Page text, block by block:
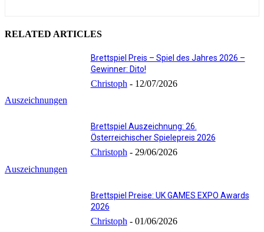
RELATED ARTICLES
Auszeichnungen
Brettspiel Preis – Spiel des Jahres 2026 –
Gewinner: Dito!
Christoph - 12/07/2026
Auszeichnungen
Brettspiel Auszeichnung: 26.
Österreichischer Spielepreis 2026
Christoph - 29/06/2026
Brettspiel Preise: UK GAMES EXPO Awards
2026
Christoph - 01/06/2026